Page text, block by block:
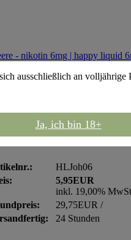
liquid 10ml
HLJoh06
5,95EUR
inkl. 19,00%
29,75EUR /
24 Stunden
ausschließlich an volljährige
Ja, ich bin 18+